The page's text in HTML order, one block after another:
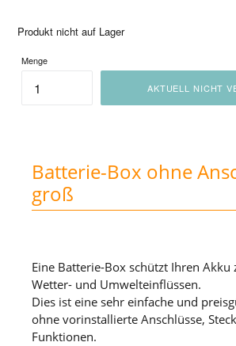
Produkt nicht auf Lager
Menge
AKTUELL NICHT
Batterie-Box ohne
groß
Eine Batterie-Box schützt Ihren Akku
Wetter- und Umwelteinflüssen.
Dies ist eine sehr einfache und
ohne vorinstallierte Anschlüsse,
Funktionen.